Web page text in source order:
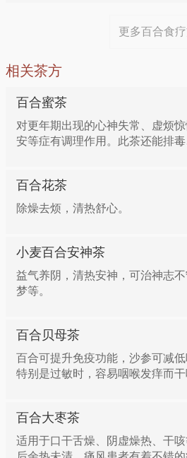
百合15g，知母10g，炙甘草9g
百合、玄参、生地各5g，川贝
其他药切成小碎块。一起置入
加入沸水浸泡数次，直到无味
剂。对阴虚肺燥咳嗽所致的干
方五：治疗热病后期症状
症状。
方六：润肺止咳
百合50g，粳米100g，同煮粥，
于慢性支气管炎，肺热或肺燥
核，久咳不愈，睡眠不好，烦
功效：具有润肺止咳、降低血
百合粥
功效：具有润肺止咳、清心安神
适应证：可用于肺痨久咳、虚
不佳等症。
材料：百合50g，鲜冬瓜400g
适应证：可用于暑热口渴、痰
更多百合食
相关茶方
百合蜜茶
对更年期出现的心神失常、虚烦
安等症有调理作用。此茶还能排毒
百合花茶
除燥去烦，清热舒心。
小麦百合安神茶
益气养阴，清热安神，可治神志
梦等。
百合贝母茶
百合可提升免疫功能，沙参可减低
特别是过敏时，容易咽喉发痒而干
百合大枣茶
适用于口干舌燥、阴虚燥热、干